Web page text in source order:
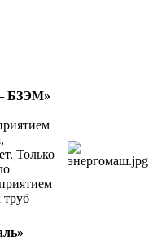
БЗЭМ»
Только
труб